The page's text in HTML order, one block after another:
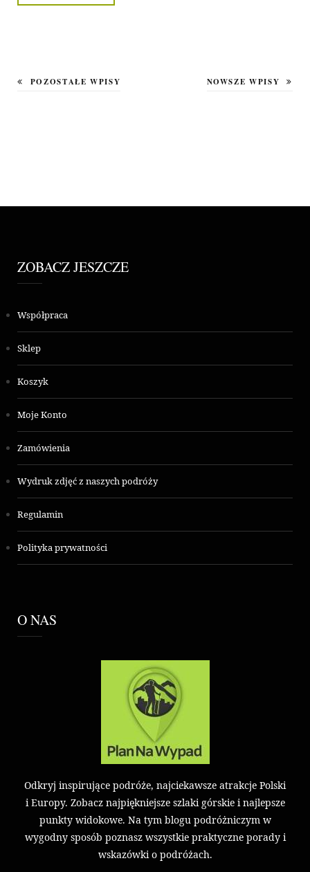
POZOSTAŁE WPISY NOWSZE WPISY
ZOBACZ JESZCZE
Współpraca
Sklep
Koszyk
Moje Konto
Zamówienia
Wydruk zdjęć z naszych podróży
Regulamin
Polityka prywatności
O NAS
Odkryj inspirujące podróże, najciekawsze atrakcje Polski
i Europy. Zobacz najpiękniejsze szlaki górskie i najlepsze
punkty widokowe. Na tym blogu podróżniczym w
wygodny sposób poznasz wszystkie praktyczne porady i
wskazówki o podróżach.